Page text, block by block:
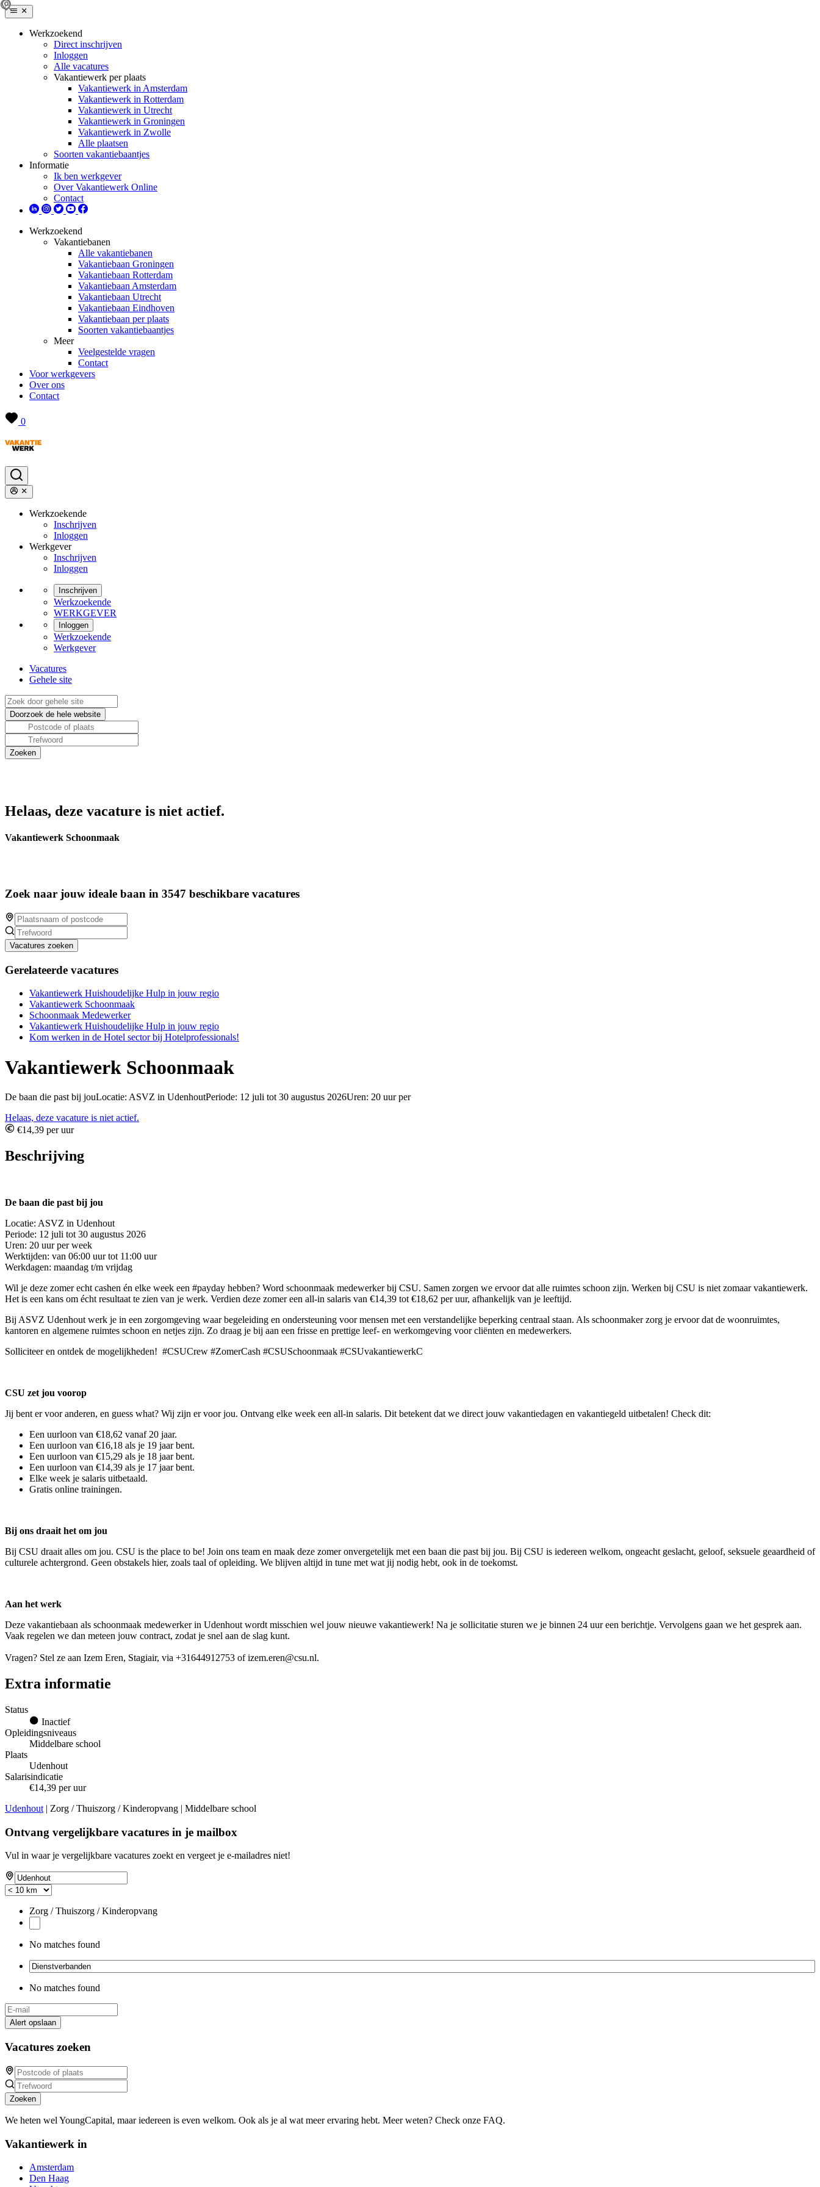
Werkzoekend
Direct inschrijven
Inloggen
Alle vacatures
Vakantiewerk per plaats
Vakantiewerk in Amsterdam
Vakantiewerk in Rotterdam
Vakantiewerk in Utrecht
Vakantiewerk in Groningen
Vakantiewerk in Zwolle
Alle plaatsen
Soorten vakantiebaantjes
Informatie
Ik ben werkgever
Over Vakantiewerk Online
Contact
Werkzoekend
Vakantiebanen
Alle vakantiebanen
Vakantiebaan Groningen
Vakantiebaan Rotterdam
Vakantiebaan Amsterdam
Vakantiebaan Utrecht
Vakantiebaan Eindhoven
Vakantiebaan per plaats
Soorten vakantiebaantjes
Meer
Veelgestelde vragen
Contact
Voor werkgevers
Over ons
Contact
0
Werkzoekende
Inschrijven
Inloggen
Werkgever
Inschrijven
Inloggen
Inschrijven
Werkzoekende
WERKGEVER
Inloggen
Werkzoekende
Werkgever
Vacatures
Gehele site
Helaas, deze vacature is niet actief.
Vakantiewerk Schoonmaak
Zoek naar jouw ideale baan in 3547 beschikbare vacatures
Vacatures zoeken
Gerelateerde vacatures
Vakantiewerk Huishoudelijke Hulp in jouw regio
Vakantiewerk Schoonmaak
Schoonmaak Medewerker
Vakantiewerk Huishoudelijke Hulp in jouw regio
Kom werken in de Hotel sector bij Hotelprofessionals!
Vakantiewerk Schoonmaak
De baan die past bij jouLocatie: ASVZ in UdenhoutPeriode: 12 juli tot 30 augustus 2026Uren: 20 uur per
Helaas, deze vacature is niet actief.
€14,39 per uur
Beschrijving
De baan die past bij jou
Locatie: ASVZ in Udenhout
Periode: 12 juli tot 30 augustus 2026
Uren: 20 uur per week
Werktijden: van 06:00 uur tot 11:00 uur
Werkdagen: maandag t/m vrijdag
Wil je deze zomer echt cashen én elke week een #payday hebben? Word schoonmaak medewerker bij CSU. Samen zorgen we ervoor dat alle ruimtes schoon zijn. Werken bij CSU is niet zomaar vakantiewerk.
Het is een kans om écht resultaat te zien van je werk. Verdien deze zomer een all-in salaris van €14,39 tot €18,62 per uur, afhankelijk van je leeftijd.
Bij ASVZ Udenhout werk je in een zorgomgeving waar begeleiding en ondersteuning voor mensen met een verstandelijke beperking centraal staan. Als schoonmaker zorg je ervoor dat de woonruimtes,
kantoren en algemene ruimtes schoon en netjes zijn. Zo draag je bij aan een frisse en prettige leef- en werkomgeving voor cliënten en medewerkers.
Solliciteer en ontdek de mogelijkheden! #CSUCrew #ZomerCash #CSUSchoonmaak #CSUvakantiewerkC
CSU zet jou voorop
Jij bent er voor anderen, en guess what? Wij zijn er voor jou. Ontvang elke week een all-in salaris. Dit betekent dat we direct jouw vakantiedagen en vakantiegeld uitbetalen! Check dit:
Een uurloon van €18,62 vanaf 20 jaar.
Een uurloon van €16,18 als je 19 jaar bent.
Een uurloon van €15,29 als je 18 jaar bent.
Een uurloon van €14,39 als je 17 jaar bent.
Elke week je salaris uitbetaald.
Gratis online trainingen.
Bij ons draait het om jou
Bij CSU draait alles om jou. CSU is the place to be! Join ons team en maak deze zomer onvergetelijk met een baan die past bij jou. Bij CSU is iedereen welkom, ongeacht geslacht, geloof, seksuele geaardheid of
culturele achtergrond. Geen obstakels hier, zoals taal of opleiding. We blijven altijd in tune met wat jij nodig hebt, ook in de toekomst.
Aan het werk
Deze vakantiebaan als schoonmaak medewerker in Udenhout wordt misschien wel jouw nieuwe vakantiewerk! Na je sollicitatie sturen we je binnen 24 uur een berichtje. Vervolgens gaan we het gesprek aan.
Vaak regelen we dan meteen jouw contract, zodat je snel aan de slag kunt.
Vragen? Stel ze aan Izem Eren, Stagiair, via +31644912753 of izem.eren@csu.nl.
Extra informatie
Status
Inactief
Opleidingsniveaus
Middelbare school
Plaats
Udenhout
Salarisindicatie
€14,39 per uur
Udenhout | Zorg / Thuiszorg / Kinderopvang | Middelbare school
Ontvang vergelijkbare vacatures in je mailbox
Vul in waar je vergelijkbare vacatures zoekt en vergeet je e-mailadres niet!
Zorg / Thuiszorg / Kinderopvang
No matches found
No matches found
Alert opslaan
Vacatures zoeken
Zoeken
We heten wel YoungCapital, maar iedereen is even welkom. Ook als je al wat meer ervaring hebt. Meer weten? Check onze FAQ.
Vakantiewerk in
Amsterdam
Den Haag